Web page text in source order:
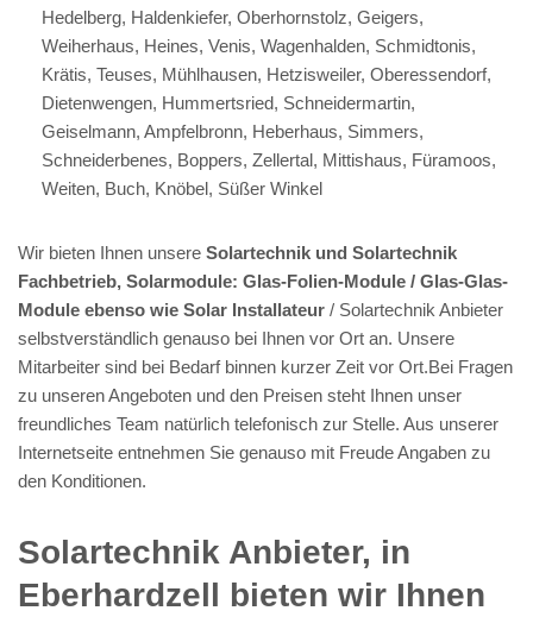
Hedelberg, Haldenkiefer, Oberhornstolz, Geigers,
Weiherhaus, Heines, Venis, Wagenhalden, Schmidtonis,
Krätis, Teuses, Mühlhausen, Hetzisweiler, Oberessendorf,
Dietenwengen, Hummertsried, Schneidermartin,
Geiselmann, Ampfelbronn, Heberhaus, Simmers,
Schneiderbenes, Boppers, Zellertal, Mittishaus, Füramoos,
Weiten, Buch, Knöbel, Süßer Winkel
Wir bieten Ihnen unsere Solartechnik und Solartechnik
Fachbetrieb, Solarmodule: Glas-Folien-Module / Glas-Glas-
Module ebenso wie Solar Installateur / Solartechnik Anbieter
selbstverständlich genauso bei Ihnen vor Ort an. Unsere
Mitarbeiter sind bei Bedarf binnen kurzer Zeit vor Ort.Bei Fragen
zu unseren Angeboten und den Preisen steht Ihnen unser
freundliches Team natürlich telefonisch zur Stelle. Aus unserer
Internetseite entnehmen Sie genauso mit Freude Angaben zu
den Konditionen.
Solartechnik Anbieter, in
Eberhardzell bieten wir Ihnen